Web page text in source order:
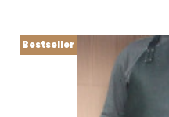
Bestseller